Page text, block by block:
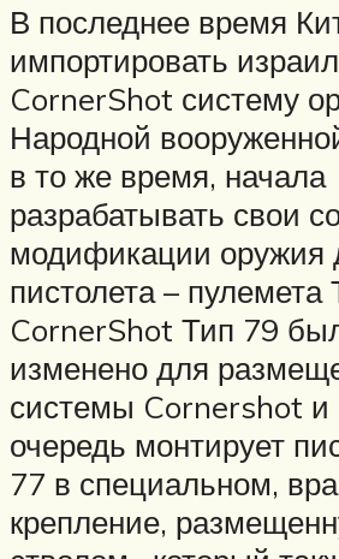
В последнее время
импортировать
CornerShot систему
Народной
в то же время, начала
разрабатывать свои
модификации оружия
пистолета – пулемета
CornerShot Тип 79
изменено для
системы Cornershot и
очередь монтирует
77 в специальном,
крепление,